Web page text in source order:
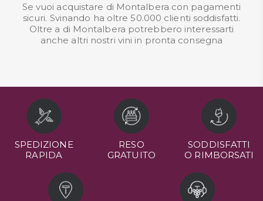
Se vuoi acquistare di Montalbera con pagamenti
sicuri. Svinando ha oltre 50.000 clienti soddisfatti.
Oltre a di Montalbera potrebbero interessarti
anche altri nostri vini in pronta consegna
SPEDIZIONE
RAPIDA
RESO
GRATUITO
SODDISFATTI
O RIMBORSATI